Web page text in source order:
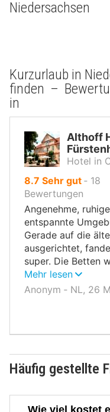
Niedersachsen
Kurzurlaub in
finden –
in
Althoff
Hotel in
8.7 von
10,
Sehr gut ‐ 18
Bewertungen
Angenehme,
entspannte
Gerade auf die
ausgerichtet,
super. Die Betten
ausgezeichnet und
schöner
Mehr lesen
Anonym ‐ NL, 26
Häufig gestellte